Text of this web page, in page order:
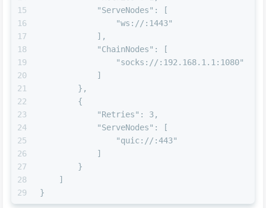
            "ServeNodes": [
                "ws://:1443"
            ],
            "ChainNodes": [
                "socks://:192.168.1.1:1080"
            ]
        },
        {
            "Retries": 3,
            "ServeNodes": [
                "quic://:443"
            ]
        }
    ]
}